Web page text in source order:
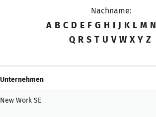
Nachname:
A B C D E F G H I J K L M N
Q R S T U V W X Y Z
Unternehmen
New Work SE